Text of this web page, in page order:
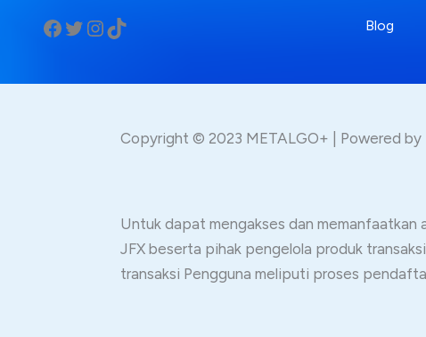
Blog
Copyright © 2023 METALGO+ | Powered by
Untuk dapat mengakses dan memanfaatkan
JFX beserta pihak pengelola produk
transaksi Pengguna meliputi proses